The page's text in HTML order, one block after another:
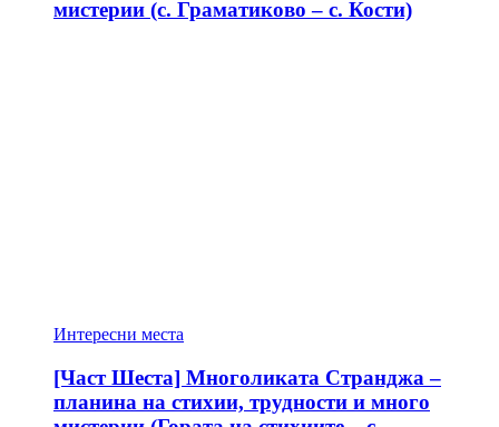
мистерии (с. Граматиково – с. Кости)
Интересни места
[Част Шеста] Многоликата Странджа –
планина на стихии, трудности и много